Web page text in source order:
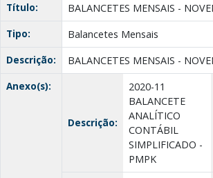
Título:
BALANCETES MENSAIS -
Tipo:
Balancetes Mensais
Descrição:
BALANCETES MENSAIS -
Anexo(s):
Descrição:
2020-11
BALANCETE
ANALÍTICO
CONTÁBIL
SIMPLIFICADO -
PMPK